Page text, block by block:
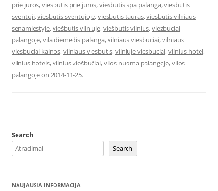
prie juros,viesbutis prie juros,viesbutis spa palanga,viesbutis
sventoji,viesbutis sventojoje,viesbutis tauras,viesbutis vilniaus
senamiestyje,viešbutis vilniuje,viešbutis vilnius,viezbuciai
palangoje,vila diemedis palanga,vilniaus viesbuciai,vilniaus
viesbuciai kainos,vilniaus viesbutis,vilniuje viesbuciai,vilnius hotel,
vilnius hotels,vilnius viešbučiai,vilos nuoma palangoje,vilos
palangojeon 2014-11-25.
Search
Search
NAUJAUSIA INFORMACIJA